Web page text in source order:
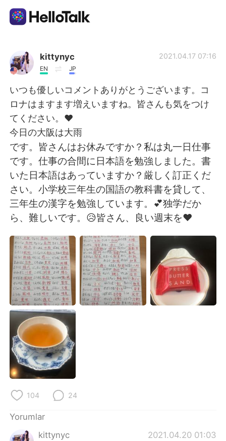
AI Grammar Checker
Türkçe
English 简体中文
繁體中文 Español
العربية Français
한국어 Русский
ไทย Indonesia
Italiano Tiếng Việt
Português
kittynyc
EN JP
2021.04.17 07:16
いつも優しいコメントありがとうございます。コ
ロナはますます増えいますね。皆さんも気をつけ
てください。❤
今日の大阪は大雨
です。皆さんはお休みですか？私は丸一日仕事
です。仕事の合間に日本語を勉強しました。書
いた日本語はあっていますか？厳しく訂正くだ
さい。小学校三年生の国語の教科書を貸して、
三年生の漢字を勉強しています。💕独学だか
ら、難しいです。😥皆さん、良い週末を❤
104 24
Yorumlar
kittynyc
2021.04.20 01:03